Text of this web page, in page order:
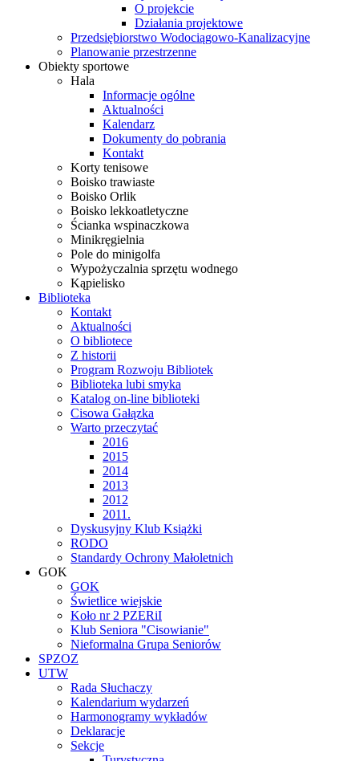
O projekcie
Działania projektowe
Przedsiębiorstwo Wodociągowo-Kanalizacyjne
Planowanie przestrzenne
Obiekty sportowe
Hala
Informacje ogólne
Aktualności
Kalendarz
Dokumenty do pobrania
Kontakt
Korty tenisowe
Boisko trawiaste
Boisko Orlik
Boisko lekkoatletyczne
Ścianka wspinaczkowa
Minikręgielnia
Pole do minigolfa
Wypożyczalnia sprzętu wodnego
Kąpielisko
Biblioteka
Kontakt
Aktualności
O bibliotece
Z historii
Program Rozwoju Bibliotek
Biblioteka lubi smyka
Katalog on-line biblioteki
Cisowa Gałązka
Warto przeczytać
2016
2015
2014
2013
2012
2011.
Dyskusyjny Klub Książki
RODO
Standardy Ochrony Małoletnich
GOK
GOK
Świetlice wiejskie
Koło nr 2 PZERiI
Klub Seniora "Cisowianie"
Nieformalna Grupa Seniorów
SPZOZ
UTW
Rada Słuchaczy
Kalendarium wydarzeń
Harmonogramy wykładów
Deklaracje
Sekcje